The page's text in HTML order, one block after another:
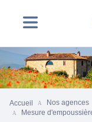
Accueil Nos agences
Mesure